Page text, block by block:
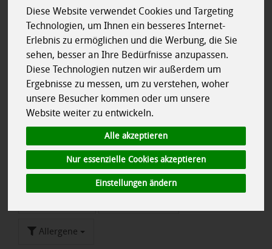
Diese Website verwendet Cookies und Targeting
Technologien, um Ihnen ein besseres Internet-
Erlebnis zu ermöglichen und die Werbung, die Sie
sehen, besser an Ihre Bedürfnisse anzupassen.
Diese Technologien nutzen wir außerdem um
Ergebnisse zu messen, um zu verstehen, woher
unsere Besucher kommen oder um unsere
Website weiter zu entwickeln.
Alle akzeptieren
Nur essenzielle Cookies akzeptieren
Einstellungen ändern
Liebe Kunden,
leider können wir ab dem 01.03.2026 diefrischen
glutenfreien Backwaren von derBäckerei Paulssennicht
mehr anbieten!
Als Alternative bieten wir Ihnen ab sofort hier haltbare
Allergene